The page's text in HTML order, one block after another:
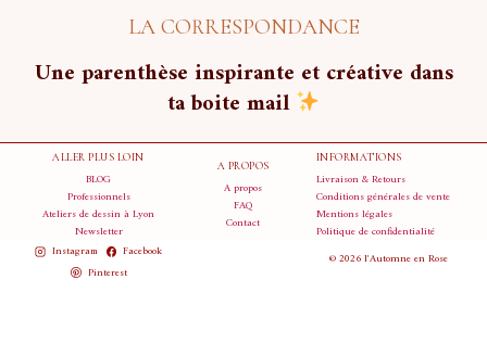
LA CORRESPONDANCE
Une parenthèse inspirante et créative dans
ta boite mail
ALLER PLUS LOIN
BLOG
Professionnels
Ateliers de dessin à Lyon
Newsletter
A PROPOS
A propos
FAQ
Contact
INFORMATIONS
Livraison & Retours
Conditions générales de vente
Mentions légales
Politique de confidentialité
Instagram
Facebook
Pinterest
© 2026 l'Automne en Rose